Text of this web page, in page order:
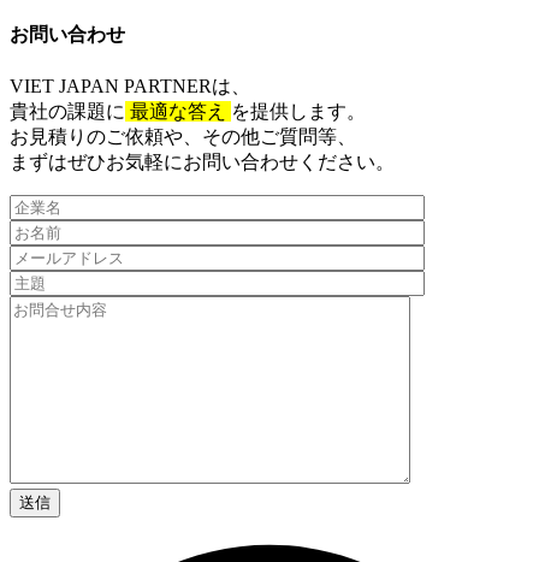
お問い合わせ​
VIET JAPAN PARTNERは、
貴社の課題に 最適な答え
を提供します。
お見積りのご依頼や、その他ご質問等、​
まずはぜひお気軽にお問い合わせください。​